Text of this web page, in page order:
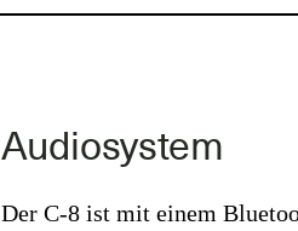
Audiosystem
Der C-8 ist mit einem